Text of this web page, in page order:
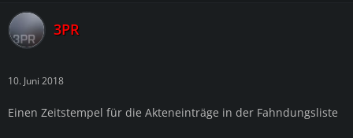
3PR
10. Juni 2018
Einen Zeitstempel für die Akteneinträge in der Fahndungsliste